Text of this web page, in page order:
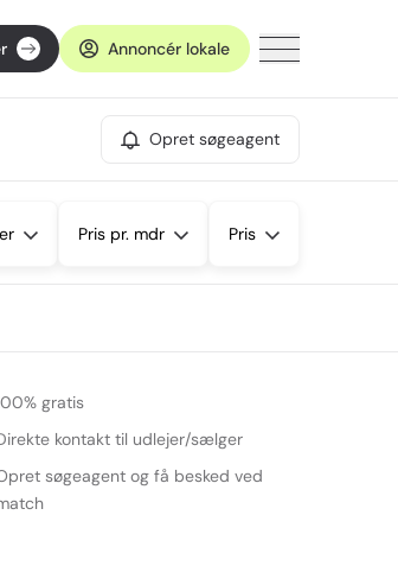
Annoncér lokale
Opret søgeagent
Pris pr. mdr Pris
gratis
kontakt til udlejer/sælger
søgeagent og få besked ved